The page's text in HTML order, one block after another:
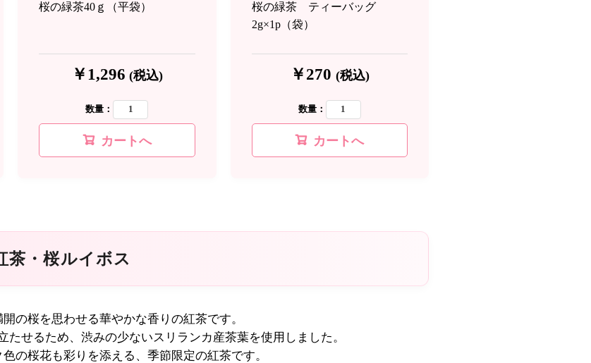
桜の緑茶40ｇ（平袋）
￥1,296 (税込)
数量：
カートへ
桜の緑茶 ティーバッグ
2g×1p（袋）
￥270 (税込)
数量：
カートへ
茶・桜ルイボス
開の桜を思わせる華やかな香りの紅茶です。
たせるため、 渋みの少ないスリランカ産茶葉を使用しました。
色の桜花も彩りを添える、 季節限定の紅茶です。